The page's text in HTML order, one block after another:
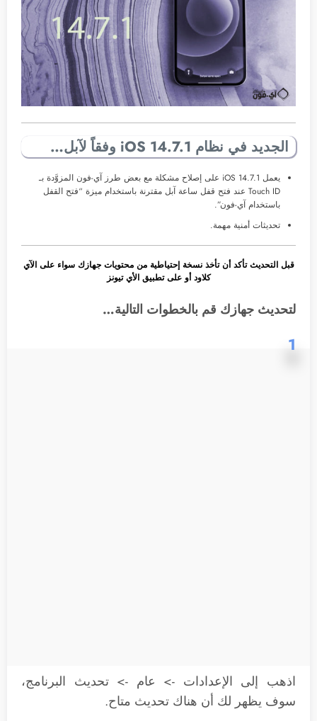
الجديد في نظام iOS 14.7.1 وفقاً لآبل…
يعمل iOS 14.7.1 على إصلاح مشكلة مع بعض طرز آي-فون المزوَّدة بـ
Touch ID عند فتح قفل ساعة آبل مقترنة باستخدام ميزة “فتح القفل
باستخدام آي-فون”.
تحديثات أمنية مهمة.
قبل التحديث تأكد أن تأخذ نسخة إحتياطية من محتويات جهازك سواء على الآي
كلاود أو على تطبيق الأي تيونز
لتحديث جهازك قم بالخطوات التالية…
1
اذهب إلى الإعدادات -> عام -> تحديث البرنامج،
سوف يظهر لك أن هناك تحديث متاح.